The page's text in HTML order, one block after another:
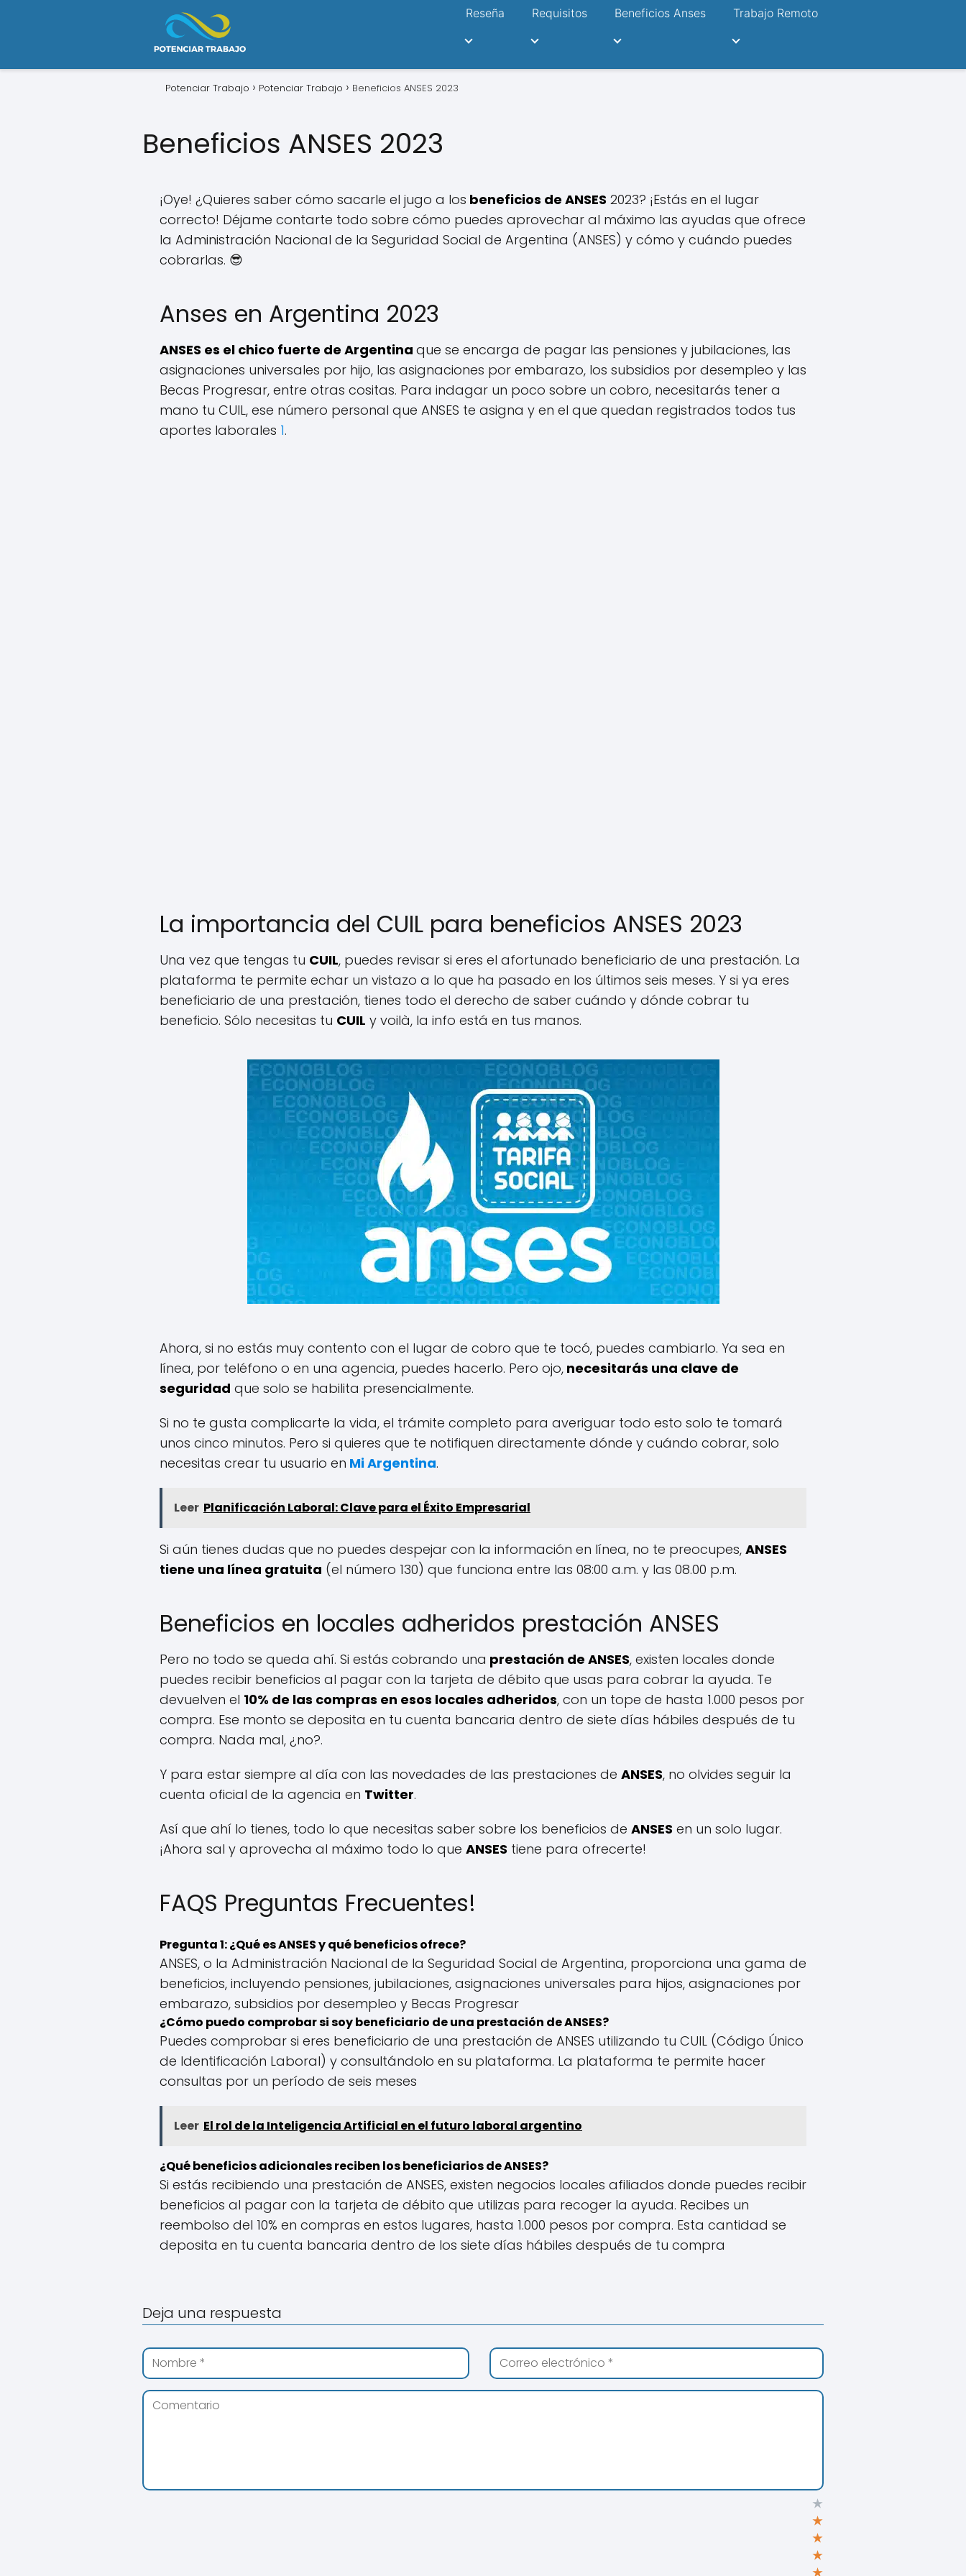
Reseña Requisitos Beneficios Anses Trabajo Remoto
Potenciar Trabajo Potenciar Trabajo Beneficios ANSES 2023
Beneficios ANSES 2023
¡Oye! ¿Quieres saber cómo sacarle el jugo a los beneficios de ANSES 2023? ¡Estás en el lugar
correcto! Déjame contarte todo sobre cómo puedes aprovechar al máximo las ayudas que ofrece
la Administración Nacional de la Seguridad Social de Argentina (ANSES) y cómo y cuándo puedes
cobrarlas. 😎
Anses en Argentina 2023
ANSES es el chico fuerte de Argentina que se encarga de pagar las pensiones y jubilaciones, las
asignaciones universales por hijo, las asignaciones por embarazo, los subsidios por desempleo y las
Becas Progresar, entre otras cositas. Para indagar un poco sobre un cobro, necesitarás tener a
mano tu CUIL, ese número personal que ANSES te asigna y en el que quedan registrados todos tus
aportes laborales 1.
La importancia del CUIL para beneficios ANSES 2023
Una vez que tengas tu CUIL, puedes revisar si eres el afortunado beneficiario de una prestación. La
plataforma te permite echar un vistazo a lo que ha pasado en los últimos seis meses. Y si ya eres
beneficiario de una prestación, tienes todo el derecho de saber cuándo y dónde cobrar tu
beneficio. Sólo necesitas tu CUIL y voilà, la info está en tus manos.
Ahora, si no estás muy contento con el lugar de cobro que te tocó, puedes cambiarlo. Ya sea en
línea, por teléfono o en una agencia, puedes hacerlo. Pero ojo, necesitarás una clave de
seguridad que solo se habilita presencialmente.
Si no te gusta complicarte la vida, el trámite completo para averiguar todo esto solo te tomará
unos cinco minutos. Pero si quieres que te notifiquen directamente dónde y cuándo cobrar, solo
necesitas crear tu usuario en Mi Argentina.
Leer Planificación Laboral: Clave para el Éxito Empresarial
Si aún tienes dudas que no puedes despejar con la información en línea, no te preocupes, ANSES
tiene una línea gratuita (el número 130) que funciona entre las 08:00 a.m. y las 08.00 p.m.
Beneficios en locales adheridos prestación ANSES
Pero no todo se queda ahí. Si estás cobrando una prestación de ANSES, existen locales donde
puedes recibir beneficios al pagar con la tarjeta de débito que usas para cobrar la ayuda. Te
devuelven el 10% de las compras en esos locales adheridos, con un tope de hasta 1.000 pesos por
compra. Ese monto se deposita en tu cuenta bancaria dentro de siete días hábiles después de tu
compra. Nada mal, ¿no?.
Y para estar siempre al día con las novedades de las prestaciones de ANSES, no olvides seguir la
cuenta oficial de la agencia en Twitter.
Así que ahí lo tienes, todo lo que necesitas saber sobre los beneficios de ANSES en un solo lugar.
¡Ahora sal y aprovecha al máximo todo lo que ANSES tiene para ofrecerte!
FAQS Preguntas Frecuentes!
Pregunta 1: ¿Qué es ANSES y qué beneficios ofrece?
ANSES, o la Administración Nacional de la Seguridad Social de Argentina, proporciona una gama de
beneficios, incluyendo pensiones, jubilaciones, asignaciones universales para hijos, asignaciones por
embarazo, subsidios por desempleo y Becas Progresar
¿Cómo puedo comprobar si soy beneficiario de una prestación de ANSES?
Puedes comprobar si eres beneficiario de una prestación de ANSES utilizando tu CUIL (Código Único
de Identificación Laboral) y consultándolo en su plataforma. La plataforma te permite hacer
consultas por un período de seis meses
Leer El rol de la Inteligencia Artificial en el futuro laboral argentino
¿Qué beneficios adicionales reciben los beneficiarios de ANSES?
Si estás recibiendo una prestación de ANSES, existen negocios locales afiliados donde puedes recibir
beneficios al pagar con la tarjeta de débito que utilizas para recoger la ayuda. Recibes un
reembolso del 10% en compras en estos lugares, hasta 1.000 pesos por compra. Esta cantidad se
deposita en tu cuenta bancaria dentro de los siete días hábiles después de tu compra
Deja una respuesta
★
★
★
★